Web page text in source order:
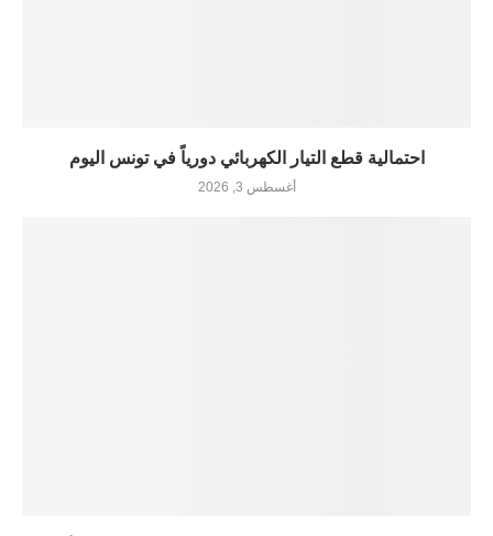
احتمالية قطع التيار الكهربائي دورياً في تونس اليوم
أغسطس 3, 2026